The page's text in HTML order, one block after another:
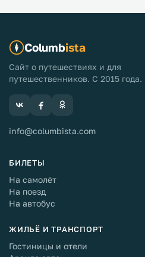
Columbista
Сайт о путешествиях и для
путешественников. С 2015 года.
info@columbista.com
БИЛЕТЫ
На самолёт
На поезд
На автобус
ЖИЛЬЁ И ТРАНСПОРТ
Гостиницы и отели